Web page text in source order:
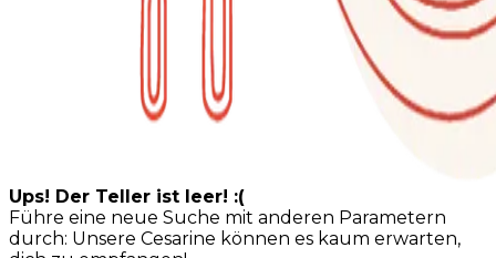
Ups! Der Teller ist leer! :(
Führe eine neue Suche mit anderen Parametern
durch: Unsere Cesarine können es kaum erwarten,